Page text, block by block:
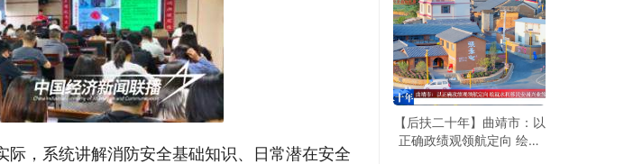
，系统讲解消防安全基础知识、日常潜在安全
【后扶二十年】曲靖市：以
正确政绩观领航定向 绘就